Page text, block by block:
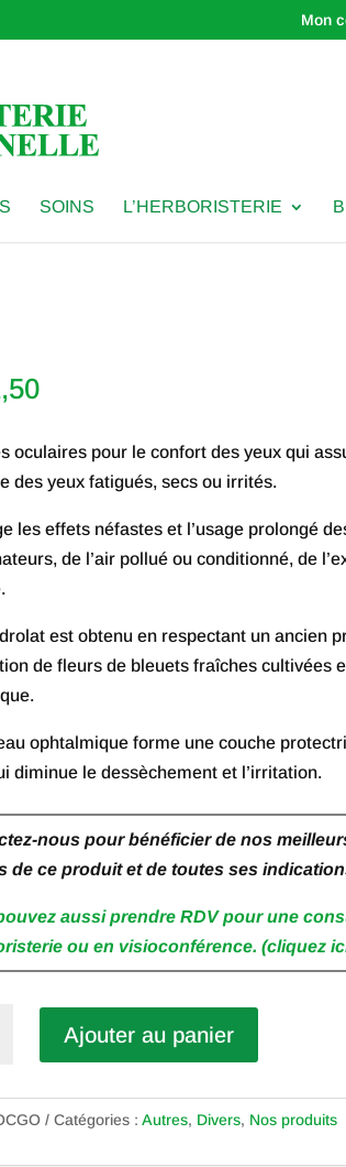
Mon
SOINS L’HERBORISTERIE
oculaires pour le confort des yeux qui
des yeux fatigués, secs ou irrités.
les effets néfastes et l’usage prolongé
de l’air pollué ou conditionné, de
est obtenu en respectant un ancien
de fleurs de bleuets fraîches cultivées
ophtalmique forme une couche
diminue le dessèchement et l’irritation.
nous pour bénéficier de nos
de ce produit et de toutes ses
aussi prendre RDV pour une
ou en visioconférence. (cliquez
Ajouter au panier
Catégories : Autres, Divers, Nos produits